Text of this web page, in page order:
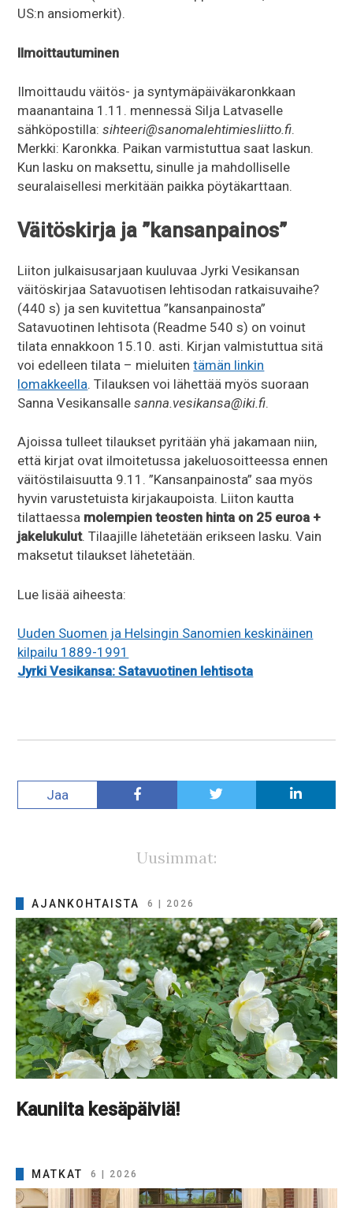
US:n ansiomerkit).
Ilmoittautuminen
Ilmoittaudu väitös- ja syntymäpäiväkaronkkaan
maanantaina 1.11. mennessä Silja Latvaselle
sähköpostilla:sihteeri@sanomalehtimiesliitto.fi.
Merkki: Karonkka. Paikan varmistuttua saat laskun.
Kun lasku on maksettu, sinulle ja mahdolliselle
seuralaisellesi merkitään paikka pöytäkarttaan.
Väitöskirja ja ”kansanpainos”
Liiton julkaisusarjaan kuuluvaa Jyrki Vesikansan
väitöskirjaa Satavuotisen lehtisodan ratkaisuvaihe?
(440 s) ja sen kuvitettua ”kansanpainosta”
Satavuotinen lehtisota (Readme 540 s) on voinut
tilata ennakkoon 15.10. asti. Kirjan valmistuttua sitä
voi edelleen tilata – mieluitentämän linkin
lomakkeella. Tilauksen voi lähettää myös suoraan
Sanna Vesikansallesanna.vesikansa@iki.fi.
Ajoissa tulleet tilaukset pyritään yhä jakamaan niin,
että kirjat ovat ilmoitetussa jakeluosoitteessa ennen
väitöstilaisuutta 9.11. ”Kansanpainosta” saa myös
hyvin varustetuista kirjakaupoista. Liiton kautta
tilattaessa molempien teosten hinta on 25 euroa +
jakelukulut. Tilaajille lähetetään erikseen lasku. Vain
maksetut tilaukset lähetetään.
Lue lisää aiheesta:
Uuden Suomen ja Helsingin Sanomien keskinäinen
kilpailu 1889-1991
Jyrki Vesikansa: Satavuotinen lehtisota
Jaa
Uusimmat:
AJANKOHTAISTA 6 | 2026
Kauniita kesäpäiviä!
MATKAT 6 | 2026